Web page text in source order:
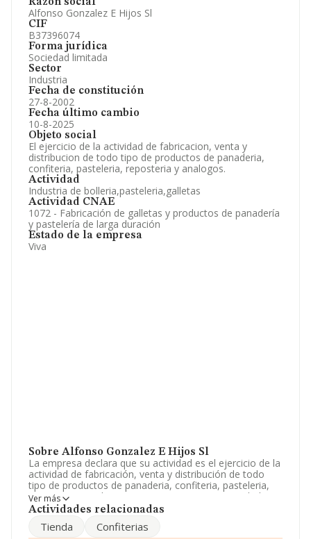
Alfonso Gonzalez E Hijos Sl
CIF
B37396074
Forma jurídica
Sociedad limitada
Sector
Industria
Fecha de constitución
27-8-2002
Fecha último cambio
10-8-2025
Objeto social
El ejercicio de la actividad de fabricacion, venta y
distribucion de todo tipo de productos de panaderia,
confiteria, pasteleria, reposteria y analogos.
Actividad
Industria de bolleria,pasteleria,galletas
Actividad CNAE
1072 - Fabricación de galletas y productos de panadería
y pastelería de larga duración
Estado de la empresa
Viva
Sobre Alfonso Gonzalez E Hijos Sl
La empresa declara que su actividad es el ejercicio de la
actividad de fabricación, venta y distribución de todo
tipo de productos de panaderia, confiteria, pasteleria,
reposteria y analogos. La empresa es una Sociedad
Limitada. Tiene CNAE: 1072 - 'Fabricación de galletas y
La empresa no tiene actividad en mercados exteriores.
Ver más
Actividades relacionadas
Tienda Confiterias